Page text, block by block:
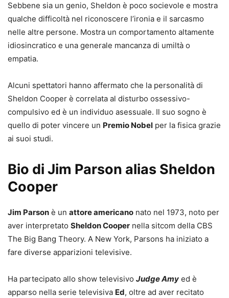
Sebbene sia un genio, Sheldon è poco socievole e mostra
qualche difficoltà nel riconoscere l’ironia e il sarcasmo
nelle altre persone. Mostra un comportamento altamente
idiosincratico e una generale mancanza di umiltà o
empatia.
Alcuni spettatori hanno affermato che la personalità di
Sheldon Cooper è correlata al disturbo ossessivo-
compulsivo ed è un individuo asessuale. Il suo sogno è
quello di poter vincere un Premio Nobel per la fisica grazie
ai suoi studi.
Bio di Jim Parson alias Sheldon
Cooper
Jim Parson è un attore americano nato nel 1973, noto per
aver interpretato Sheldon Cooper nella sitcom della CBS
The Big Bang Theory. A New York, Parsons ha iniziato a
fare diverse apparizioni televisive.
Ha partecipato allo show televisivo Judge Amy ed è
apparso nella serie televisiva Ed, oltre ad aver recitato